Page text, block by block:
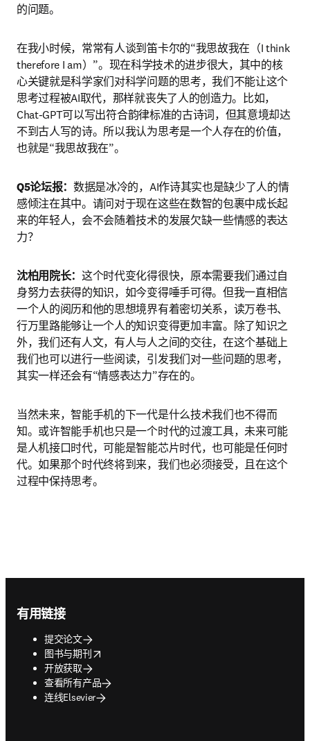
的问题。
在我小时候，常常有人谈到笛卡尔的“我思故我在（I think
therefore I am）”。现在科学技术的进步很大，其中的核
心关键就是科学家们对科学问题的思考，我们不能让这个
思考过程被AI取代，那样就丧失了人的创造力。比如，
Chat-GPT可以写出符合韵律标准的古诗词，但其意境却达
不到古人写的诗。所以我认为思考是一个人存在的价值，
也就是“我思故我在”。
Q5论坛报：数据是冰冷的，AI作诗其实也是缺少了人的情
感倾注在其中。请问对于现在这些在数智的包裹中成长起
来的年轻人，会不会随着技术的发展欠缺一些情感的表达
力？
沈柏用院长：这个时代变化得很快，原本需要我们通过自
身努力去获得的知识，如今变得唾手可得。但我一直相信
一个人的阅历和他的思想境界有着密切关系，读万卷书、
行万里路能够让一个人的知识变得更加丰富。除了知识之
外，我们还有人文，有人与人之间的交往，在这个基础上
我们也可以进行一些阅读，引发我们对一些问题的思考，
其实一样还会有“情感表达力”存在的。
当然未来，智能手机的下一代是什么技术我们也不得而
知。或许智能手机也只是一个时代的过渡工具，未来可能
是人机接口时代，可能是智能芯片时代，也可能是任何时
代。如果那个时代终将到来，我们也必须接受，且在这个
过程中保持思考。
有用链接
提交论文
图书与期刊
opens in new tab/window
开放获取
查看所有产品
连线Elsevier